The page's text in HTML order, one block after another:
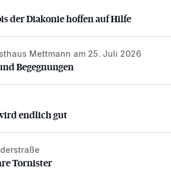
der Diakonie hoffen auf Hilfe
der Diakonie hoffen auf Hilfe
Begegnungen
Mettmann am 25. Juli 2026
Begegnungen
endlich gut
endlich gut
Tornister
Tornister